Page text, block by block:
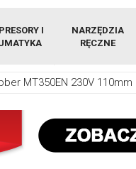
I
NARZĘDZIA
RĘCZNE
MT350EN 230V 110mm